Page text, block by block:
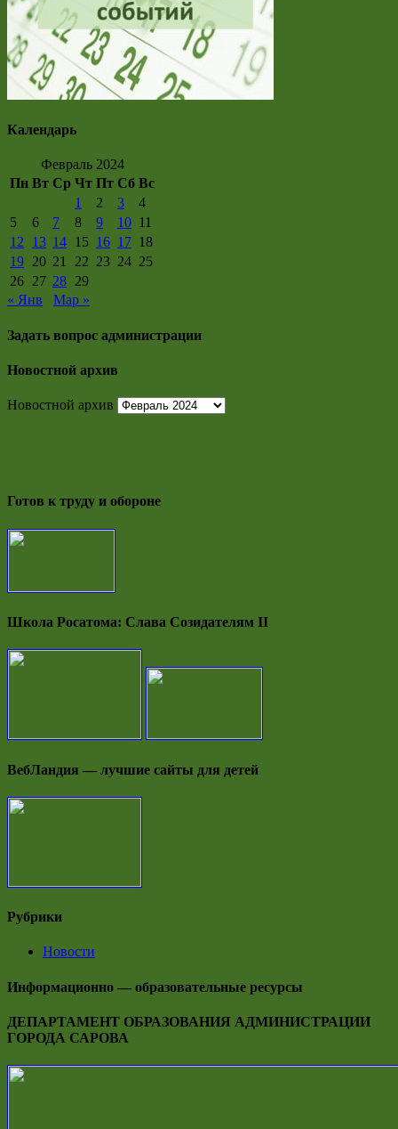
Календарь
Февраль 2024
Пн Вт Ср Чт Пт Сб Вс
1
2 3
4
5
6 7 8 9 10 11
12 13 14 15 16 17 18
19 20 21 22 23 24 25
26 27 28 29
« Янв
Мар »
Задать вопрос администрации
Новостной архив
Новостной архив
Готов к труду и обороне
Школа Росатома: Слава Созидателям II
ВебЛандия — лучшие сайты для детей
Рубрики
Новости
Информационно — образовательные ресурсы
ДЕПАРТАМЕНТ ОБРАЗОВАНИЯ АДМИНИСТРАЦИИ
ГОРОДА САРОВА